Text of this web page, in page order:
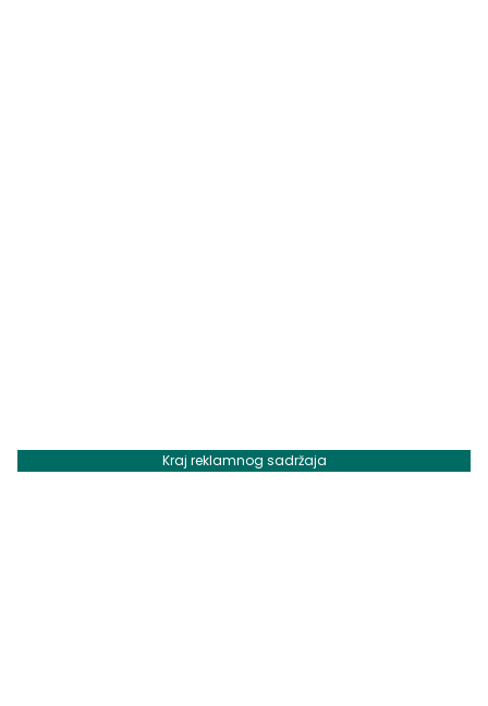
Kraj reklamnog sadržaja